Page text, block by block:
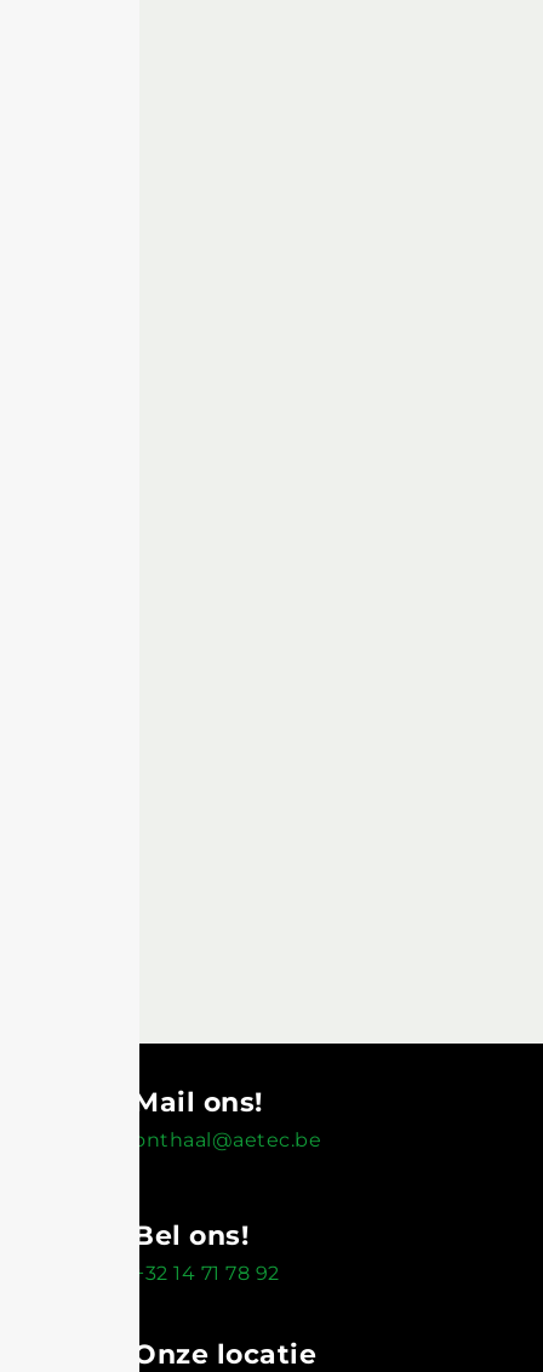
Mail ons!
onthaal@aetec.be
Bel ons!
+32 14 71 78 92
Onze locatie